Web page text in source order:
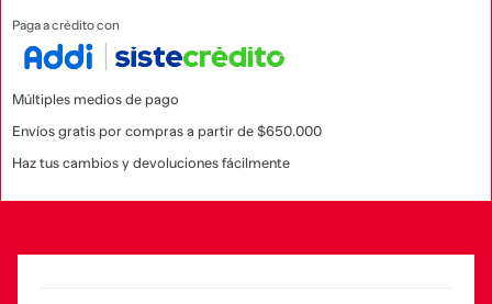
Paga a crédito con
Múltiples medios de pago
Envíos gratis por compras a partir de $650.000
Haz tus cambios y devoluciones fácilmente